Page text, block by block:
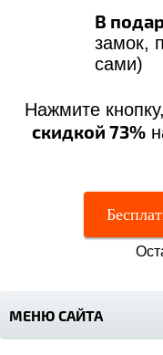
В
замок,
сами)
Нажмите
скидкой 73%
МЕНЮ САЙТА